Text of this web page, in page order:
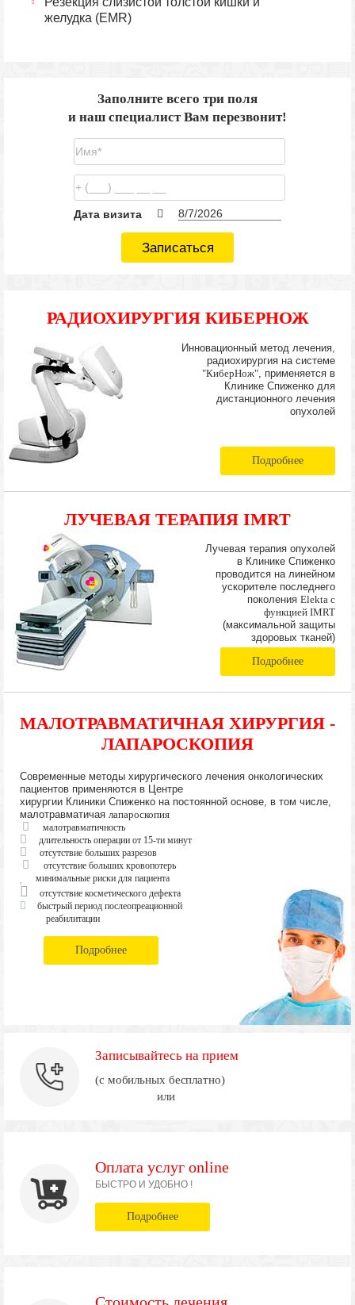
желудка (EMR)
Заполните всего три поля
и наш специалист Вам перезвонит!
Дата визита
Записаться
РАДИОХИРУРГИЯ КИБЕРНОЖ
Инновационный метод лечения,
радиохирургия на системе
"КиберНож", применяется в
Клинике Спиженко для
дистанционного лечения
опухолей
Подробнее
ЛУЧЕВАЯ ТЕРАПИЯ IMRT
Лучевая терапия опухолей
в Клинике Спиженко
проводится на линейном
ускорителе последнего
поколения Elekta с
функцией IMRT
(максимальной защиты
здоровых тканей)
Подробнее
МАЛОТРАВМАТИЧНАЯ ХИРУРГИЯ -
ЛАПАРОСКОПИЯ
Современные методы хирургического лечения онкологических
пациентов применяются в Центре
хирургии Клиники Спиженко на постоянной основе, в том числе,
малотравматичая лапароскопия
малотравматичность
длительность операции от 15-ти минут
отсутствие больших разрезов
отсутствие больших кровопотерь
минимальные риски для пациента
отсутствие косметического дефекта
быстрый период послеопреационной
реабилитации
Подробнее
Записывайтесь на прием
(с мобильных бесплатно)
или
Оплата услуг online
БЫСТРО И УДОБНО !
Подробнее